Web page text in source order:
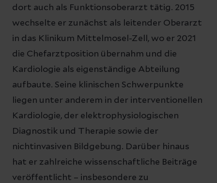
dort auch als Funktionsoberarzt tätig. 2015
wechselte er zunächst als leitender Oberarzt
in das Klinikum Mittelmosel-Zell, wo er 2021
die Chefarztposition übernahm und die
Kardiologie als eigenständige Abteilung
aufbaute. Seine klinischen Schwerpunkte
liegen unter anderem in der interventionellen
Kardiologie, der elektrophysiologischen
Diagnostik und Therapie sowie der
nichtinvasiven Bildgebung. Darüber hinaus
hat er zahlreiche wissenschaftliche Beiträge
veröffentlicht – insbesondere zu